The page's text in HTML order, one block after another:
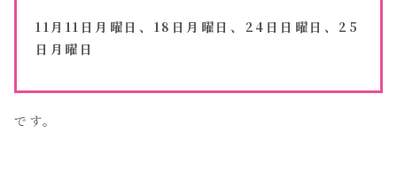
11月11日月曜日、18日月曜日、24日日曜日、25
日月曜日
です。